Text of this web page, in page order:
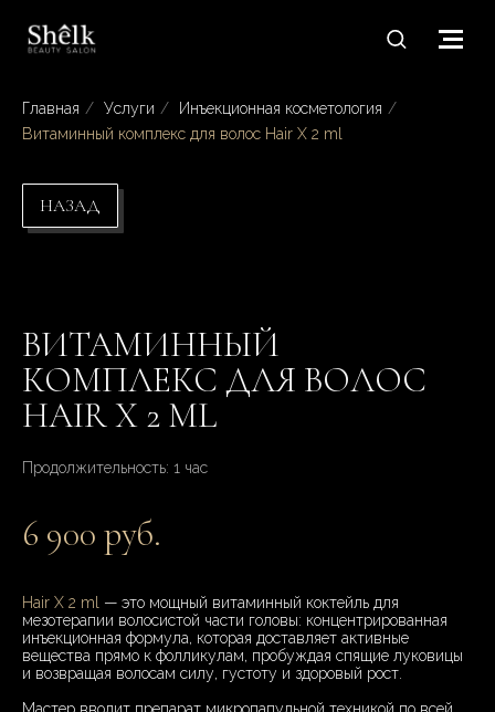
Главная / Услуги / Инъекционная косметология /
Витаминный комплекс для волос Hair X 2 ml
НАЗАД
ВИТАМИННЫЙ
КОМПЛЕКС ДЛЯ ВОЛОС
HAIR X 2 ML
Продолжительность: 1 час
6 900 руб.
Hair X 2 ml — это мощный витаминный коктейль для
мезотерапии волосистой части головы: концентрированная
инъекционная формула, которая доставляет активные
вещества прямо к фолликулам, пробуждая спящие луковицы
и возвращая волосам силу, густоту и здоровый рост.